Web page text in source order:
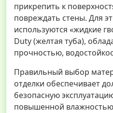
прикрепить к
повреждать стены. Для
используются «жидкие
Duty (желтая туба),
прочностью,
Правильный выбор
отделки обеспечивает
безопасную
повышенной